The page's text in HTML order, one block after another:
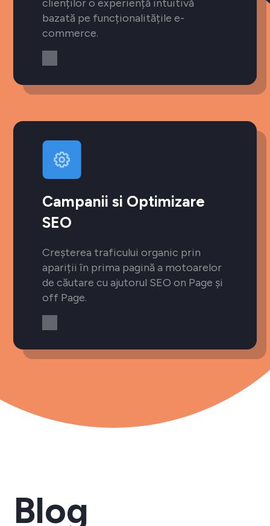
clienților o experiență intuitivă
bazată pe funcționalitățile e-
commerce.
Campanii si Optimizare
SEO
Creșterea traficului organic prin
apariții în prima pagină a motoarelor
de căutare cu ajutorul SEO on Page și
off Page.
Blog